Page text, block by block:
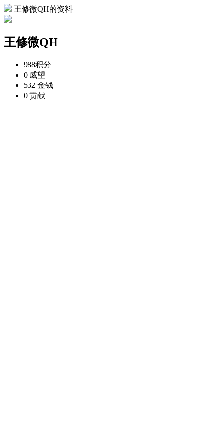
王修微QH的资料
王修微QH
988积分
0 威望
532 金钱
0 贡献